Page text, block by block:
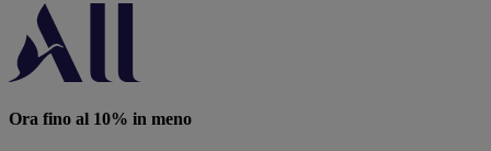
Ora fino al 10% in meno